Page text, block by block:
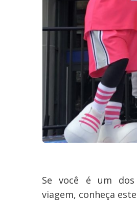
Se você é um
viagem, conheça